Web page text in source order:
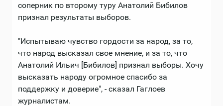
соперник по второму туру Анатолий Бибилов
признал результаты выборов.
"Испытываю чувство гордости за народ, за то,
что народ высказал свое мнение, и за то, что
Анатолий Ильич [Бибилов] признал выборы. Хочу
высказать народу огромное спасибо за
поддержку и доверие", - сказал Гаглоев
журналистам.